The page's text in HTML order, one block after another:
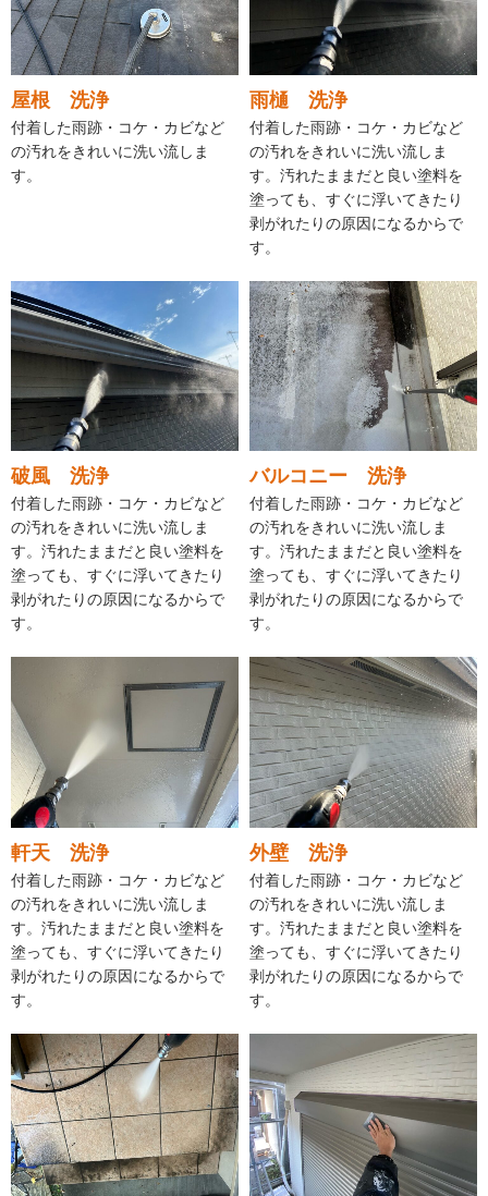
屋根 洗浄
付着した雨跡・コケ・カビなど
の汚れをきれいに洗い流しま
す。
雨樋 洗浄
付着した雨跡・コケ・カビなど
の汚れをきれいに洗い流しま
す。汚れたままだと良い塗料を
塗っても、すぐに浮いてきたり
剥がれたりの原因になるからで
す。
破風 洗浄
付着した雨跡・コケ・カビなど
の汚れをきれいに洗い流しま
す。汚れたままだと良い塗料を
塗っても、すぐに浮いてきたり
剥がれたりの原因になるからで
す。
バルコニー 洗浄
付着した雨跡・コケ・カビなど
の汚れをきれいに洗い流しま
す。汚れたままだと良い塗料を
塗っても、すぐに浮いてきたり
剥がれたりの原因になるからで
す。
軒天 洗浄
付着した雨跡・コケ・カビなど
の汚れをきれいに洗い流しま
す。汚れたままだと良い塗料を
塗っても、すぐに浮いてきたり
剥がれたりの原因になるからで
す。
外壁 洗浄
付着した雨跡・コケ・カビなど
の汚れをきれいに洗い流しま
す。汚れたままだと良い塗料を
塗っても、すぐに浮いてきたり
剥がれたりの原因になるからで
す。